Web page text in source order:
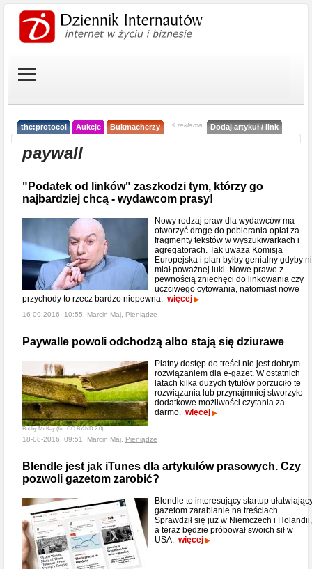
the:protocol Aukcje Bukmacherzy < reklama Dodaj artykuł / link
paywall
"Podatek od linków" zaszkodzi tym, którzy go
najbardziej chcą - wydawcom prasy!
Nowy rodzaj praw dla wydawców ma
otworzyć drogę do pobierania opłat za
fragmenty tekstów w wyszukiwarkach i
agregatorach. Tak uważa Komisja
Europejska i plan byłby genialny gdyby
miał poważnej luki. Nowe prawo z
pewnością zniechęci do linkowania czy
uczciwego cytowania, natomiast nowe
przychody to rzecz bardzo niepewna. więcej
16-09-2016, 10:55, Marcin Maj, Pieniądze
Paywalle powoli odchodzą albo stają się dziurawe
Bobby McKay (lic. CC BY-ND 2.0)
Płatny dostęp do treści nie jest dobrym
rozwiązaniem dla e-gazet. W ostatnich
latach kilka dużych tytułów porzuciło te
rozwiązania lub przynajmniej stworzyło
dodatkowe możliwości czytania za
darmo. więcej
18-08-2016, 09:51, Marcin Maj, Pieniądze
Blendle jest jak iTunes dla artykułów prasowych. Czy
pozwoli gazetom zarobić?
Blendle to interesujący startup
gazetom zarabianie na treściach.
Sprawdził się już w Niemczech i Holandii,
a teraz będzie próbował swoich sił w
USA. więcej